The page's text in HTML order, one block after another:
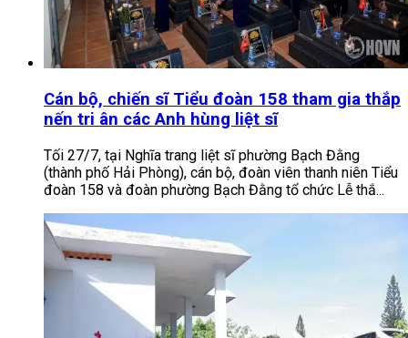
Cán bộ, chiến sĩ Tiểu đoàn 158 tham gia thắp
nến tri ân các Anh hùng liệt sĩ
Tối 27/7, tại Nghĩa trang liệt sĩ phường Bạch Đằng
(thành phố Hải Phòng), cán bộ, đoàn viên thanh niên Tiểu
đoàn 158 và đoàn phường Bạch Đằng tổ chức Lễ thắ...